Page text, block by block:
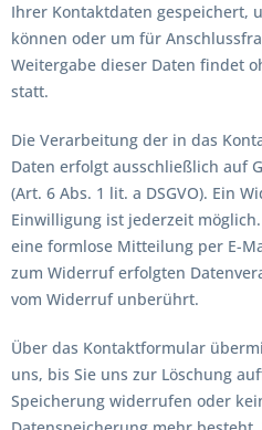
Ihrer Kontaktdaten gespeichert,
können oder um für
Weitergabe dieser Daten findet
statt.
Die Verarbeitung der in das
Daten erfolgt ausschließlich auf
(Art. 6 Abs. 1 lit. a DSGVO). Ein
Einwilligung ist jederzeit
eine formlose Mitteilung per E-
zum Widerruf erfolgten
vom Widerruf unberührt.
Über das Kontaktformular
uns, bis Sie uns zur Löschung
Speicherung widerrufen oder